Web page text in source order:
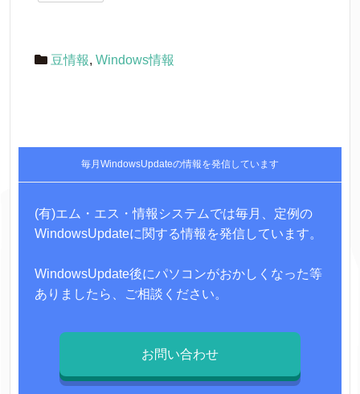
豆情報, Windows情報
毎月WindowsUpdateの情報を発信しています
(有)エム・エス・情報システムでは毎月、定例の
WindowsUpdateに関する情報を発信しています。
WindowsUpdate後にパソコンがおかしくなった等
ありましたら、ご相談ください。
お問い合わせ